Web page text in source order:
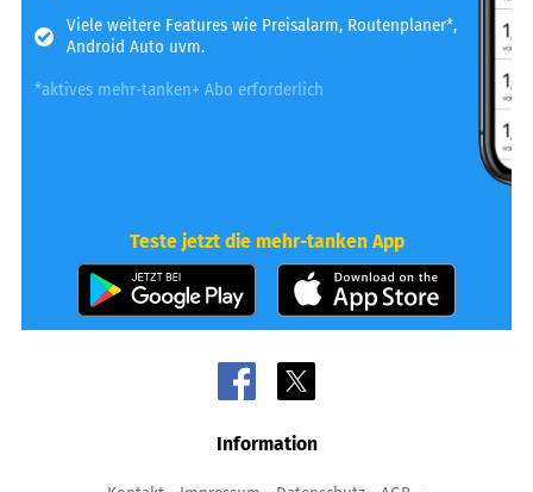
Viele weitere Features wie Preisalarm, Routenplaner*,
Android Auto uvm.
*aktives mehr-tanken+ Abo erforderlich
Teste jetzt die mehr-tanken App
Information